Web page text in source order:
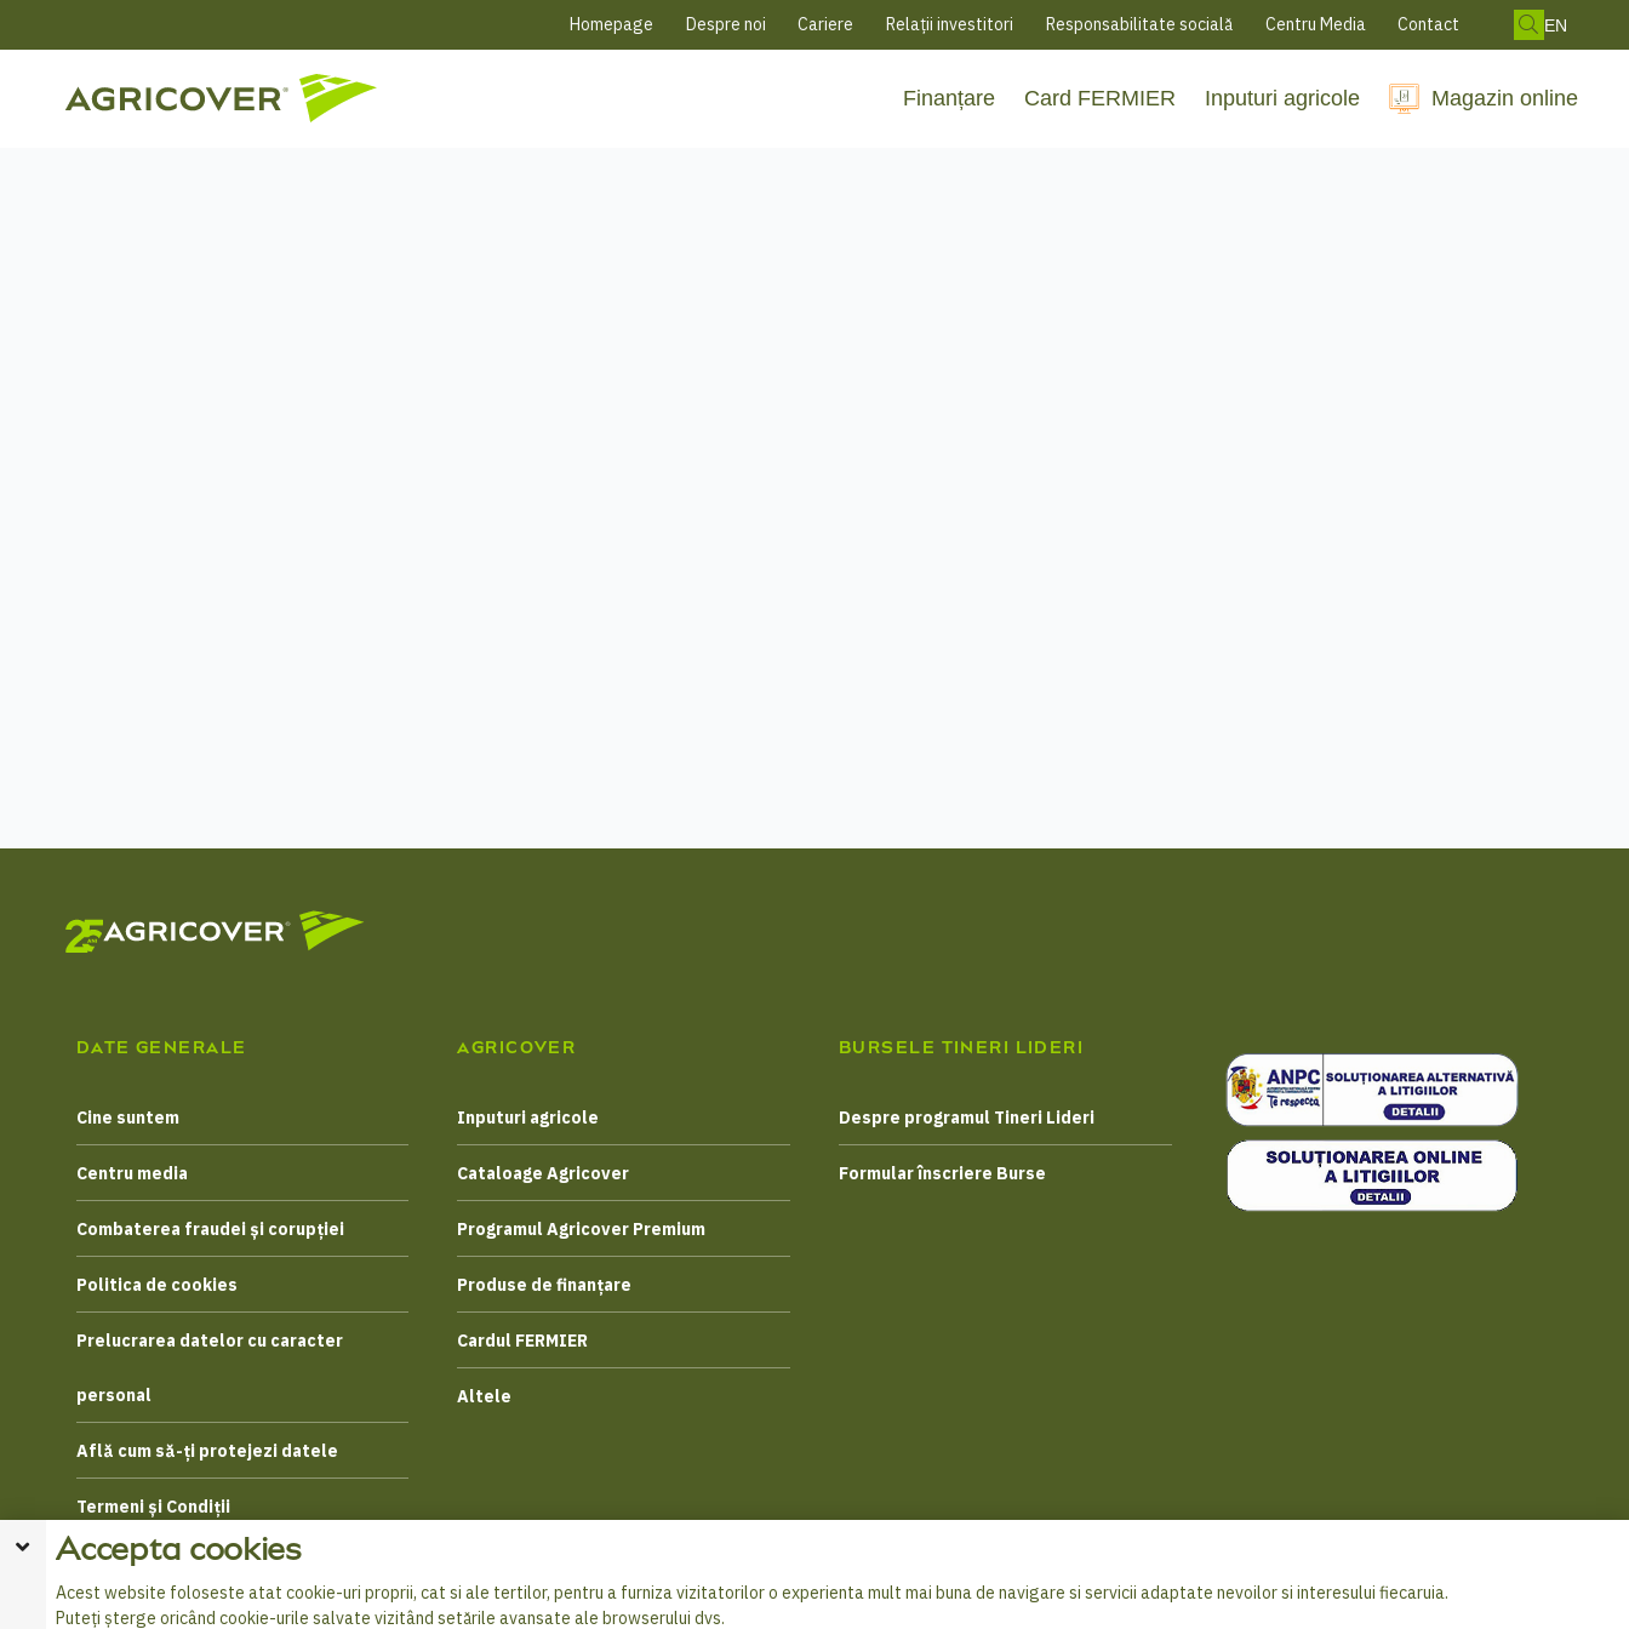
Homepage Despre noi Cariere Relații investitori Responsabilitate socială Centru Media Contact EN
Finanțare Card FERMIER Inputuri agricole Magazin online
DATE GENERALE
Cine suntem
Centru media
Combaterea fraudei și corupției
Politica de cookies
Prelucrarea datelor cu caracter
personal
Află cum să-ți protejezi datele
Termeni și Condiții
AGRICOVER
Inputuri agricole
Cataloage Agricover
Programul Agricover Premium
Produse de finanțare
Cardul FERMIER
Altele
BURSELE TINERI LIDERI
Despre programul Tineri Lideri
Formular înscriere Burse
© 2026 Agricover Distribution S.A. - Toate drepturile rezervate
Accepta cookies
Acest website foloseste atat cookie-uri proprii, cat si ale tertilor, pentru a furniza vizitatorilor o experienta mult mai buna de navigare si servicii adaptate nevoilor si interesului fiecaruia.
Puteți șterge oricând cookie-urile salvate vizitând setările avansate ale browserului dvs.